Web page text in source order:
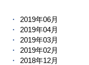
2019年06月
2019年04月
2019年03月
2019年02月
2018年12月